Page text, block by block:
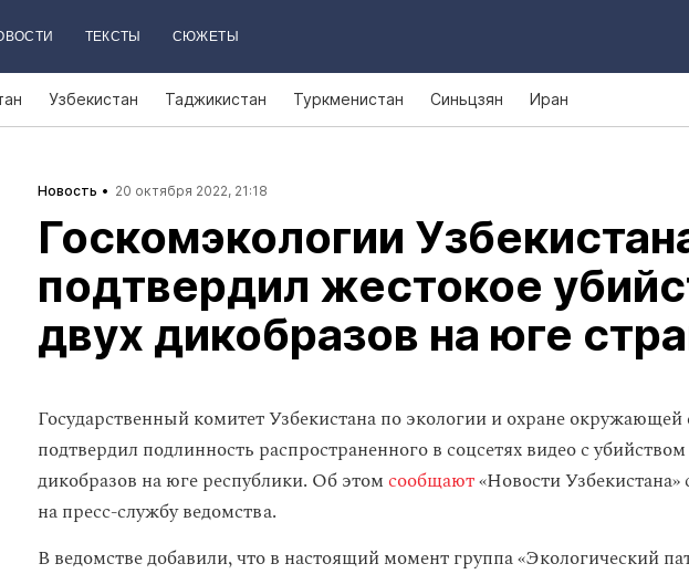
ТЕКСТЫ СЮЖЕТЫ
Узбекистан Таджикистан Туркменистан Синьцзян Иран
Новость 20 октября 2022, 21:18
Госкомэкологии
подтвердил жестокое
двух дикобразов на юге
Государственный комитет Узбекистана по экологии и охране
подтвердил подлинность распространенного в соцсетях видео с
дикобразов на юге республики. Об этомсообщают«Новости Узбекистана»
на пресс-службу ведомства.
В ведомстве добавили, что в настоящий момент группа «Экологический